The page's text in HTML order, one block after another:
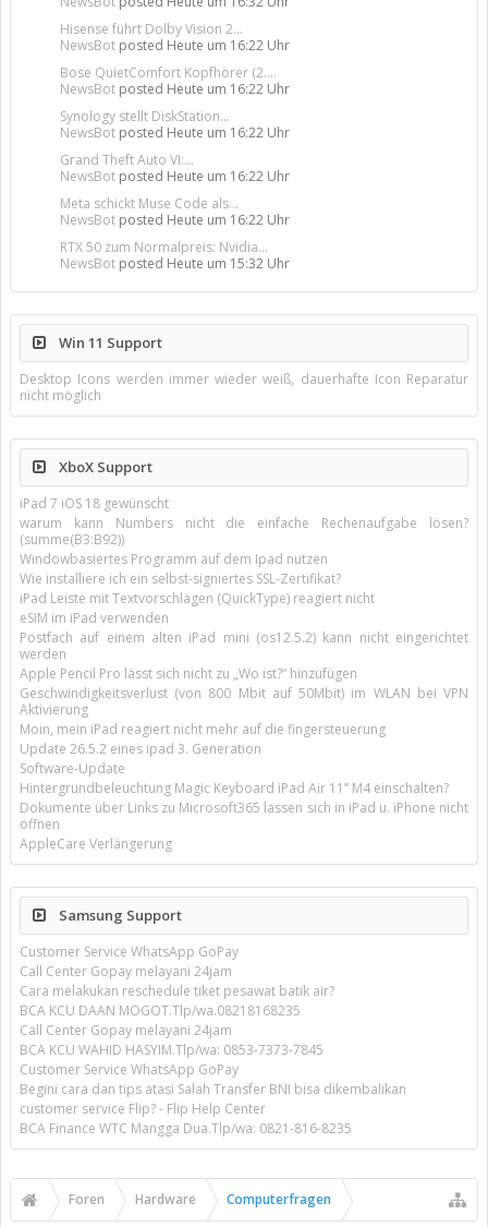
Hisense führt Dolby Vision 2...
NewsBot posted Heute um 16:22 Uhr
Bose QuietComfort Kopfhörer (2....
NewsBot posted Heute um 16:22 Uhr
Synology stellt DiskStation...
NewsBot posted Heute um 16:22 Uhr
Grand Theft Auto VI:...
NewsBot posted Heute um 16:22 Uhr
Meta schickt Muse Code als...
NewsBot posted Heute um 16:22 Uhr
RTX 50 zum Normalpreis: Nvidia...
NewsBot posted Heute um 15:32 Uhr
Win 11 Support
Desktop Icons werden immer wieder weiß, dauerhafte Icon Reparatur
nicht möglich
XboX Support
iPad 7 iOS 18 gewünscht
warum kann Numbers nicht die einfache Rechenaufgabe lösen?
(summe(B3:B92))
Windowbasiertes Programm auf dem Ipad nutzen
Wie installiere ich ein selbst-signiertes SSL-Zertifikat?
iPad Leiste mit Textvorschlägen (QuickType) reagiert nicht
eSIM im iPad verwenden
Postfach auf einem alten iPad mini (os12.5.2) kann nicht eingerichtet
werden
Apple Pencil Pro lässt sich nicht zu „Wo ist?“ hinzufügen
Geschwindigkeitsverlust (von 800 Mbit auf 50Mbit) im WLAN bei VPN
Aktivierung
Moin, mein iPad reagiert nicht mehr auf die fingersteuerung
Update 26.5.2 eines ipad 3. Generation
Software-Update
Hintergrundbeleuchtung Magic Keyboard iPad Air 11’’ M4 einschalten?
Dokumente über Links zu Microsoft365 lassen sich in iPad u. iPhone nicht
öffnen
AppleCare Verlängerung
Samsung Support
Customer Service WhatsApp GoPay
Call Center Gopay melayani 24jam
Cara melakukan reschedule tiket pesawat batik air?
BCA KCU DAAN MOGOT.Tlp/wa.08218168235
Call Center Gopay melayani 24jam
BCA KCU WAHID HASYIM.Tlp/wa: 0853-7373-7845
Customer Service WhatsApp GoPay
Begini cara dan tips atasi Salah Transfer BNI bisa dikembalikan
customer service Flip? - Flip Help Center
BCA Finance WTC Mangga Dua.Tlp/wa: 0821-816-8235
Foren Hardware Computerfragen